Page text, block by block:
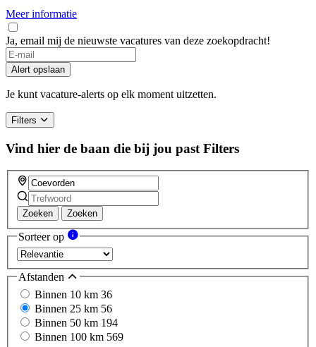
Meer informatie
Ja, email mij de nieuwste vacatures van deze zoekopdracht!
Alert opslaan
Je kunt vacature-alerts op elk moment uitzetten.
Filters
Vind hier de baan die bij jou past Filters
Zoeken Zoeken
Sorteer op
Afstanden
Binnen 10 km 36
Binnen 25 km 56
Binnen 50 km 194
Binnen 100 km 569